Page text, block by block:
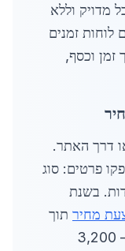
מדויק וללא
6 שלבים, עם לוחות זמנים
זמן וכסף,
דרך האתר.
פרטים: סוג
בשנת
מחיר תוך
15 דקות. דוגמה: 20 טון פרופילים – 3,200